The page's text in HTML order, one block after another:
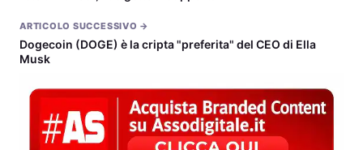
ARTICOLO SUCCESSIVO →
Dogecoin (DOGE) è la cripta "preferita" del CEO di Ella
Musk